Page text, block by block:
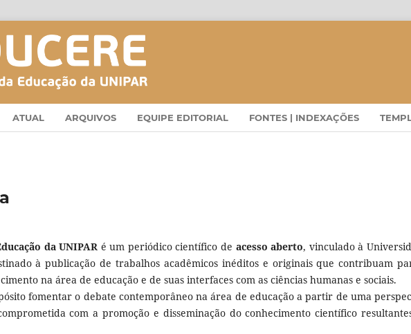
ATUAL ARQUIVOS EQUIPE EDITORIAL FONTES | INDEXAÇÕES
da UNIPAR é um periódico científico de acesso aberto, vinculado à
à publicação de trabalhos acadêmicos inéditos e originais que contribuam
na área de educação e de suas interfaces com as ciências humanas e sociais.
fomentar o debate contemporâneo na área de educação a partir de uma
com a promoção e disseminação do conhecimento científico